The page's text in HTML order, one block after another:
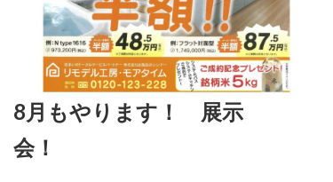
8月もやります！ 展示
会！